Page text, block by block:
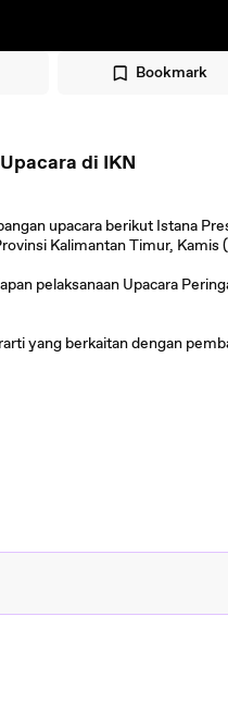
Bookmark
di IKN
upacara berikut Istana
Kalimantan Timur,
pelaksanaan Upacara
yang berkaitan dengan